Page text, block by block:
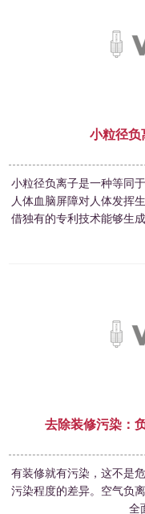
小粒径负
小粒径负离子是一种等同
人体血脑屏障对人体发挥
借独有的专利技术能够生
去除装修污染：
有装修就有污染，这不是
污染程度的差异。空气负
全